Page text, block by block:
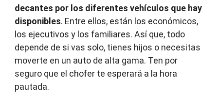
decantes por los diferentes vehículos que hay
disponibles. Entre ellos, están los económicos,
los ejecutivos y los familiares. Así que, todo
depende de si vas solo, tienes hijos o necesitas
moverte en un auto de alta gama. Ten por
seguro que el chofer te esperará a la hora
pautada.